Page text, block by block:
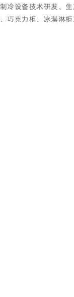
冷设备技术研发、
巧克力柜、冰淇淋